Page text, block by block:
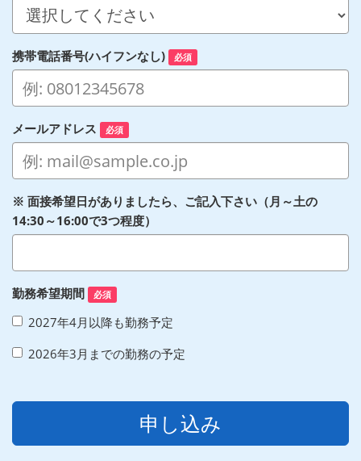
携帯電話番号(ハイフンなし) 必須
メールアドレス 必須
※ 面接希望日がありましたら、ご記入下さい（月～土の
14:30～16:00で3つ程度）
勤務希望期間 必須
2027年4月以降も勤務予定
2026年3月までの勤務の予定
申し込み